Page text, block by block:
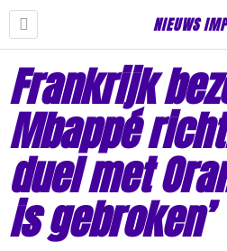
NIEUWS
Frankrijk
Mbappé
duel met
is gebroken’